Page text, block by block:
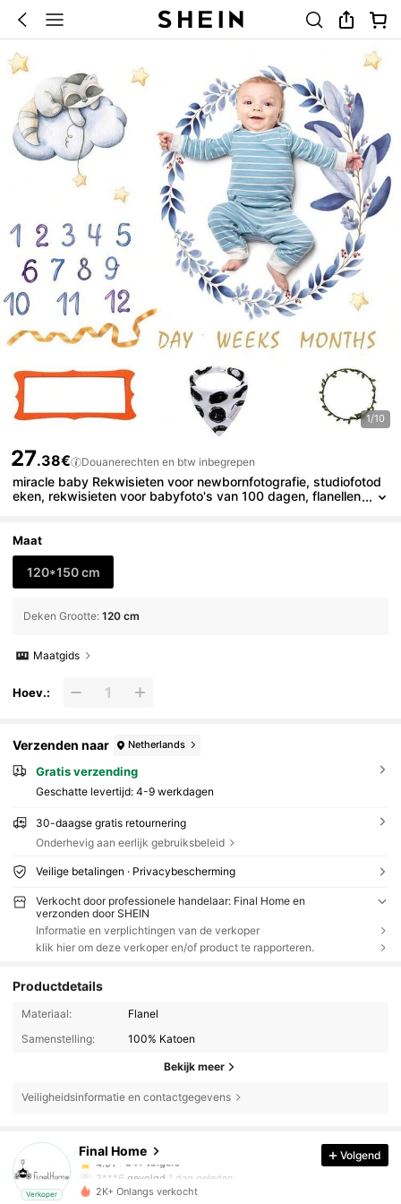
1/10
27.38€ Douanerechten en btw inbegrepen
miracle baby Rekwisieten voor newbornfotografie, studiofotod
eken, rekwisieten voor babyfoto's van 100 dagen, flanellen
Maat
120*150 cm
Deken Grootte: 120 cm
Maatgids
Hoev.:
Verzenden naar Netherlands
Gratis verzending
Geschatte levertijd: 4-9 werkdagen
30-daagse gratis retournering
Onderhevig aan eerlijk gebruiksbeleid
Veilige betalingen · Privacybescherming
Verkocht door professionele handelaar: Final Home en
verzonden door SHEIN
Informatie en verplichtingen van de verkoper
klik hier om deze verkoper en/of product te rapporteren.
Productdetails
Materiaal:
Flanel
Samenstelling:
100% Katoen
Bekijk meer
Veiligheidsinformatie en contactgegevens
Verkoper
Final Home
4.91
341 Volgers
3***6
gevolgd
4.91
Volgend
2K+ Onlangs verkocht